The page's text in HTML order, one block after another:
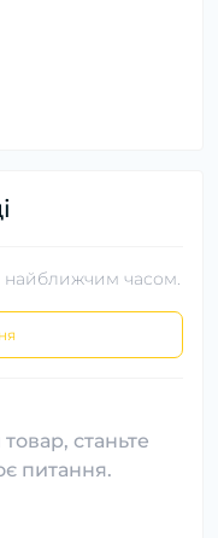
найближчим часом.
станьте
питання.